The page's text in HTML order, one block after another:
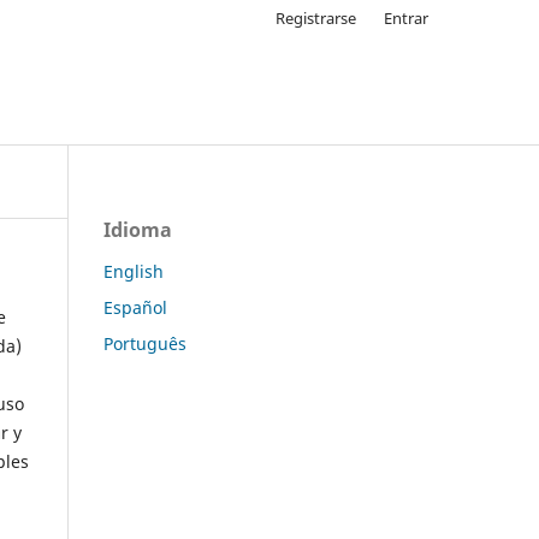
Registrarse Entrar
y
Idioma
English
Español
Português